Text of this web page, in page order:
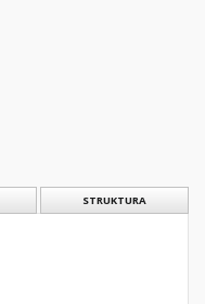
STRUKTURA